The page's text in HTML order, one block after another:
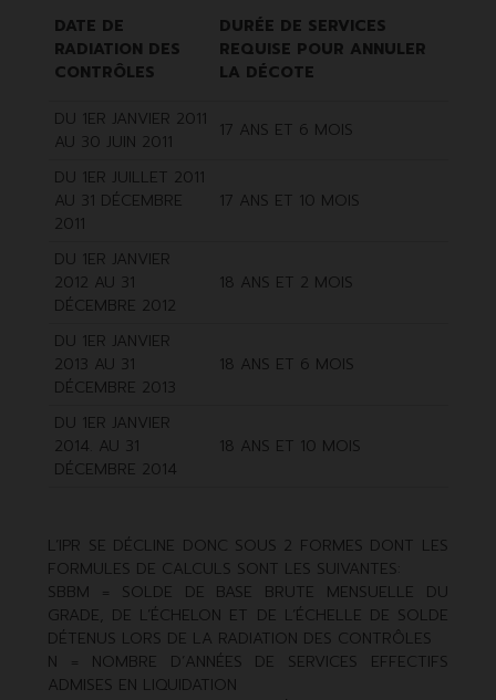
DATE DE
RADIATION DES
CONTRÔLES
DURÉE DE SERVICES
REQUISE POUR ANNULER
LA DÉCOTE
DU 1ER JANVIER 2011
AU 30 JUIN 2011
17 ANS ET 6 MOIS
DU 1ER JUILLET 2011
AU 31 DÉCEMBRE
2011
17 ANS ET 10 MOIS
DU 1ER JANVIER
2012 AU 31
DÉCEMBRE 2012
18 ANS ET 2 MOIS
DU 1ER JANVIER
2013 AU 31
DÉCEMBRE 2013
18 ANS ET 6 MOIS
DU 1ER JANVIER
2014. AU 31
DÉCEMBRE 2014
18 ANS ET 10 MOIS
L’IPR SE DÉCLINE DONC SOUS 2 FORMES DONT LES
FORMULES DE CALCULS SONT LES SUIVANTES:
SBBM = SOLDE DE BASE BRUTE MENSUELLE DU
GRADE, DE L’ÉCHELON ET DE L’ÉCHELLE DE SOLDE
DÉTENUS LORS DE LA RADIATION DES CONTRÔLES
N = NOMBRE D’ANNÉES DE SERVICES EFFECTIFS
ADMISES EN LIQUIDATION